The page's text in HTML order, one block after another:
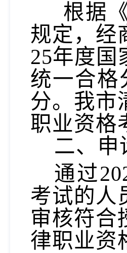
根据
规定，经
25年度国
统一合格
分。 我市
职业资格
二、 申
通过
考试的人
审核符合
律职业资